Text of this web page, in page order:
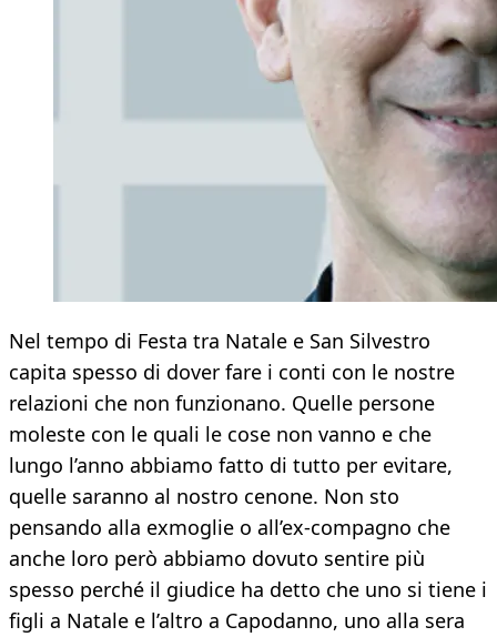
Nel tempo di Festa tra Natale e San Silvestro
capita spesso di dover fare i conti con le nostre
relazioni che non funzionano. Quelle persone
moleste con le quali le cose non vanno e che
lungo l’anno abbiamo fatto di tutto per evitare,
quelle saranno al nostro cenone. Non sto
pensando alla exmoglie o all’ex-compagno che
anche loro però abbiamo dovuto sentire più
spesso perché il giudice ha detto che uno si tiene i
figli a Natale e l’altro a Capodanno, uno alla sera